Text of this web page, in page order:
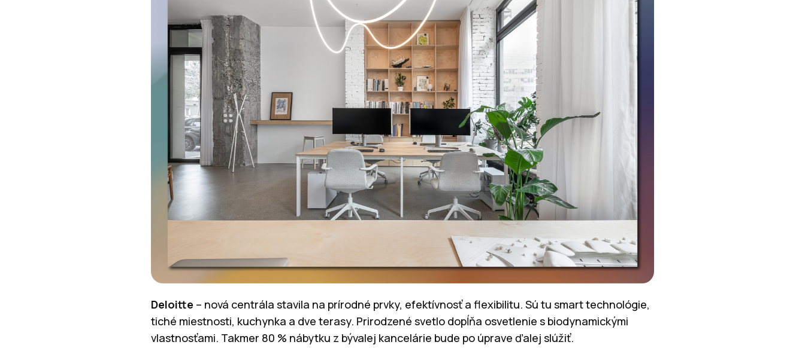
Deloitte – nová centrála stavila na prírodné prvky, efektívnosť a flexibilitu. Sú tu smart technológie,
tiché miestnosti, kuchynka a dve terasy. Prirodzené svetlo dopĺňa osvetlenie s biodynamickými
vlastnosťami. Takmer 80 % nábytku z bývalej kancelárie bude po úprave ďalej slúžiť.